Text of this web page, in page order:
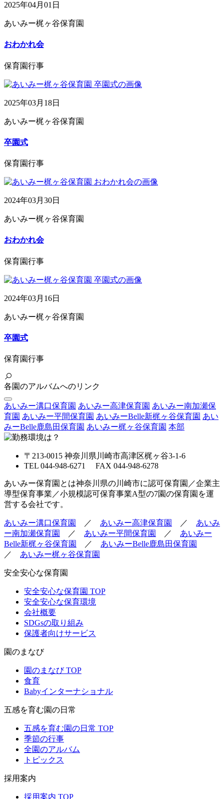
2025年04月01日
あいみー梶ヶ谷保育園
おわかれ会
保育園行事
2025年03月18日
あいみー梶ヶ谷保育園
卒園式
保育園行事
2024年03月30日
あいみー梶ヶ谷保育園
おわかれ会
保育園行事
2024年03月16日
あいみー梶ヶ谷保育園
卒園式
保育園行事
各園のアルバムへのリンク
あいみー溝口保育園 あいみー高津保育園 あいみー南加瀬保
育園 あいみー平間保育園 あいみーBelle新梶ヶ谷保育園 あい
みーBelle鹿島田保育園 あいみー梶ヶ谷保育園 本部
〒213-0015 神奈川県川崎市高津区梶ヶ谷3-1-6
TEL 044-948-6271 FAX 044-948-6278
あいみー保育園とは神奈川県の川崎市に認可保育園／企業主
導型保育事業／小規模認可保育事業A型の7園の保育園を運
営する会社です。
あいみー溝口保育園 ／ あいみー高津保育園 ／ あいみ
ー南加瀬保育園
／ あいみー平間保育園 ／ あいみー
Belle新梶ヶ谷保育園
／ あいみーBelle鹿島田保育園
／ あいみー梶ヶ谷保育園
安全安心な保育園
安全安心な保育園 TOP
安全安心な保育環境
会社概要
SDGsの取り組み
保護者向けサービス
園のまなび
園のまなび TOP
食育
Babyインターナショナル
五感を育む園の日常
五感を育む園の日常 TOP
季節の行事
全園のアルバム
トピックス
採用案内
採用案内 TOP